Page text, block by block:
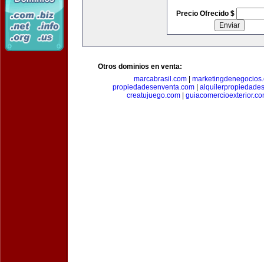
Precio Ofrecido $
Otros dominios en venta:
marcabrasil.com
propiedadesenventa.com
creatujuego.com|